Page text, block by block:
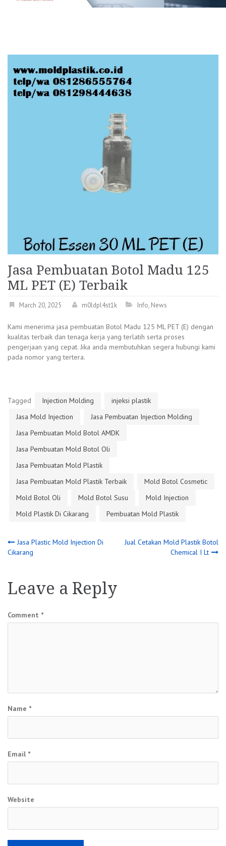
Jasa Pembuatan Botol Madu 125
ML PET (E) Terbaik
March 20, 2025 m0ldpl4st1k Info, News
Kami menerima jasa pembuatan Botol Madu 125 ML PET (E) dengan
kualitas terbaik dan tenaga kerja yang terlatih serta proses
pengerjaan yang cepat. Jika anda membutuhkan segera hubungi kami
pada nomor yang tertera.
Tagged Injection Molding
injeksi plastik
Jasa Mold Injection
Jasa Pembuatan Injection Molding
Jasa Pembuatan Mold Botol AMDK
Jasa Pembuatan Mold Botol Oli
Jasa Pembuatan Mold Plastik
Jasa Pembuatan Mold Plastik Terbaik
Mold Botol Cosmetic
Mold Botol Oli
Mold Botol Susu
Mold Injection
Mold Plastik Di Cikarang
Pembuatan Mold Plastik
Post
Jasa Plastic Mold Injection Di
Cikarang
Jual Cetakan Mold Plastik Botol
Chemical I Lt
Leave a Reply
Comment *
Name *
Email *
Website